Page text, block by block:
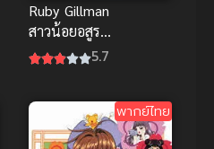
Ruby Gillman
สาวน้อยอสูร
ทะเล พากย์
รักผจญภัยใต้
สมุทร
5.7
พากย์ไทย